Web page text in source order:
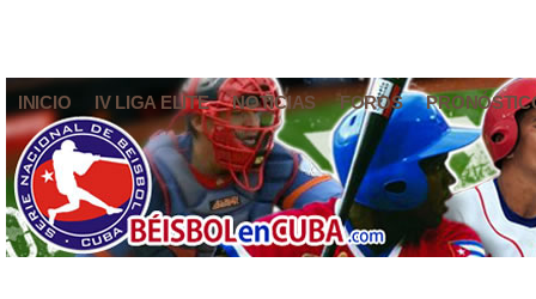
INICIO IV LIGA ELITE NOTICIAS FOROS